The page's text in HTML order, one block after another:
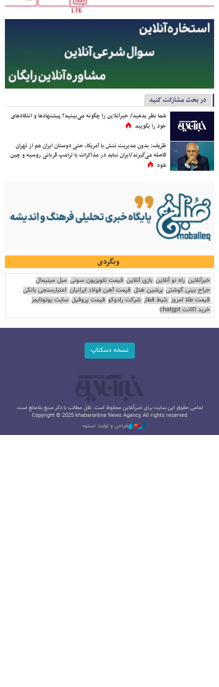
در بحث مشارکت کنید
شما نظر بدهید/ خبرآنلاین را چگونه می‌بینید؟ پیشنهادها و انتقادهای
خود را بگویید
ظریف: بدون مدیریت تنش با آمریکا، حتی دوستان ایران هم از تهران
فاصله می‌گیرند/ایران نباید در مذاکرات با ترامپ قربانی روسیه و چین
شود
وبگردی
خبرآنلاین راه نو آنلاین بازی آنلاین قیمت تلویزیون سونی مبل مینیمال
جراح بینی گوشتی پرشین هتل قیمت آهن فولاد ایرانیان اعتبارسنجی بانکی
قیمت طلا امروز بلیط قطار شرکت رادوکو قیمت پروفیل سایت یوتوتایمز
خرید اکانت chatgpt
نسخه دسکتاپ
تمامی حقوق این سایت برای خبرآنلاین محفوظ است. نقل مطالب با ذکر منبع بلامانع است.
Copyright © 2025 khabaronline News Agancy, All rights reserved
طراحی و تولید: نستوه